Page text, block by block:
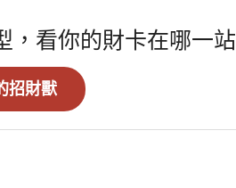
，看你的財卡在哪一站
招財獸